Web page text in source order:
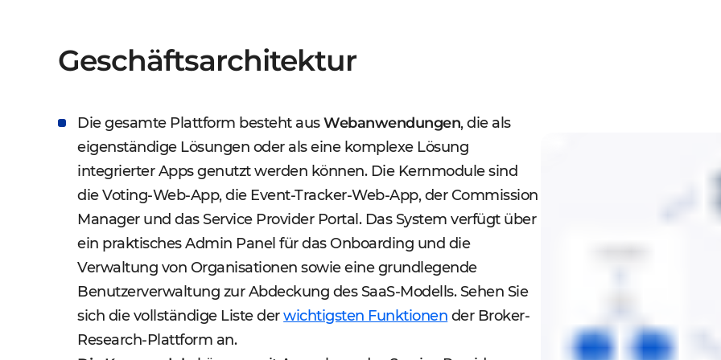
Geschäftsarchitektur
Die gesamte Plattform besteht ausWebanwendungen, die als
eigenständige Lösungen oder als eine komplexe Lösung
integrierter Apps genutzt werden können. Die Kernmodule sind
die Voting-Web-App, die Event-Tracker-Web-App, der Commission
Manager und das Service Provider Portal. Das System verfügt über
ein praktisches Admin Panel für das Onboarding und die
Verwaltung von Organisationen sowie eine grundlegende
Benutzerverwaltung zur Abdeckung des SaaS-Modells. Sehen Sie
sich die vollständige Liste derwichtigsten Funktionen der Broker-
Research-Plattform an.